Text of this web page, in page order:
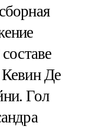
Кевин Де
Гол